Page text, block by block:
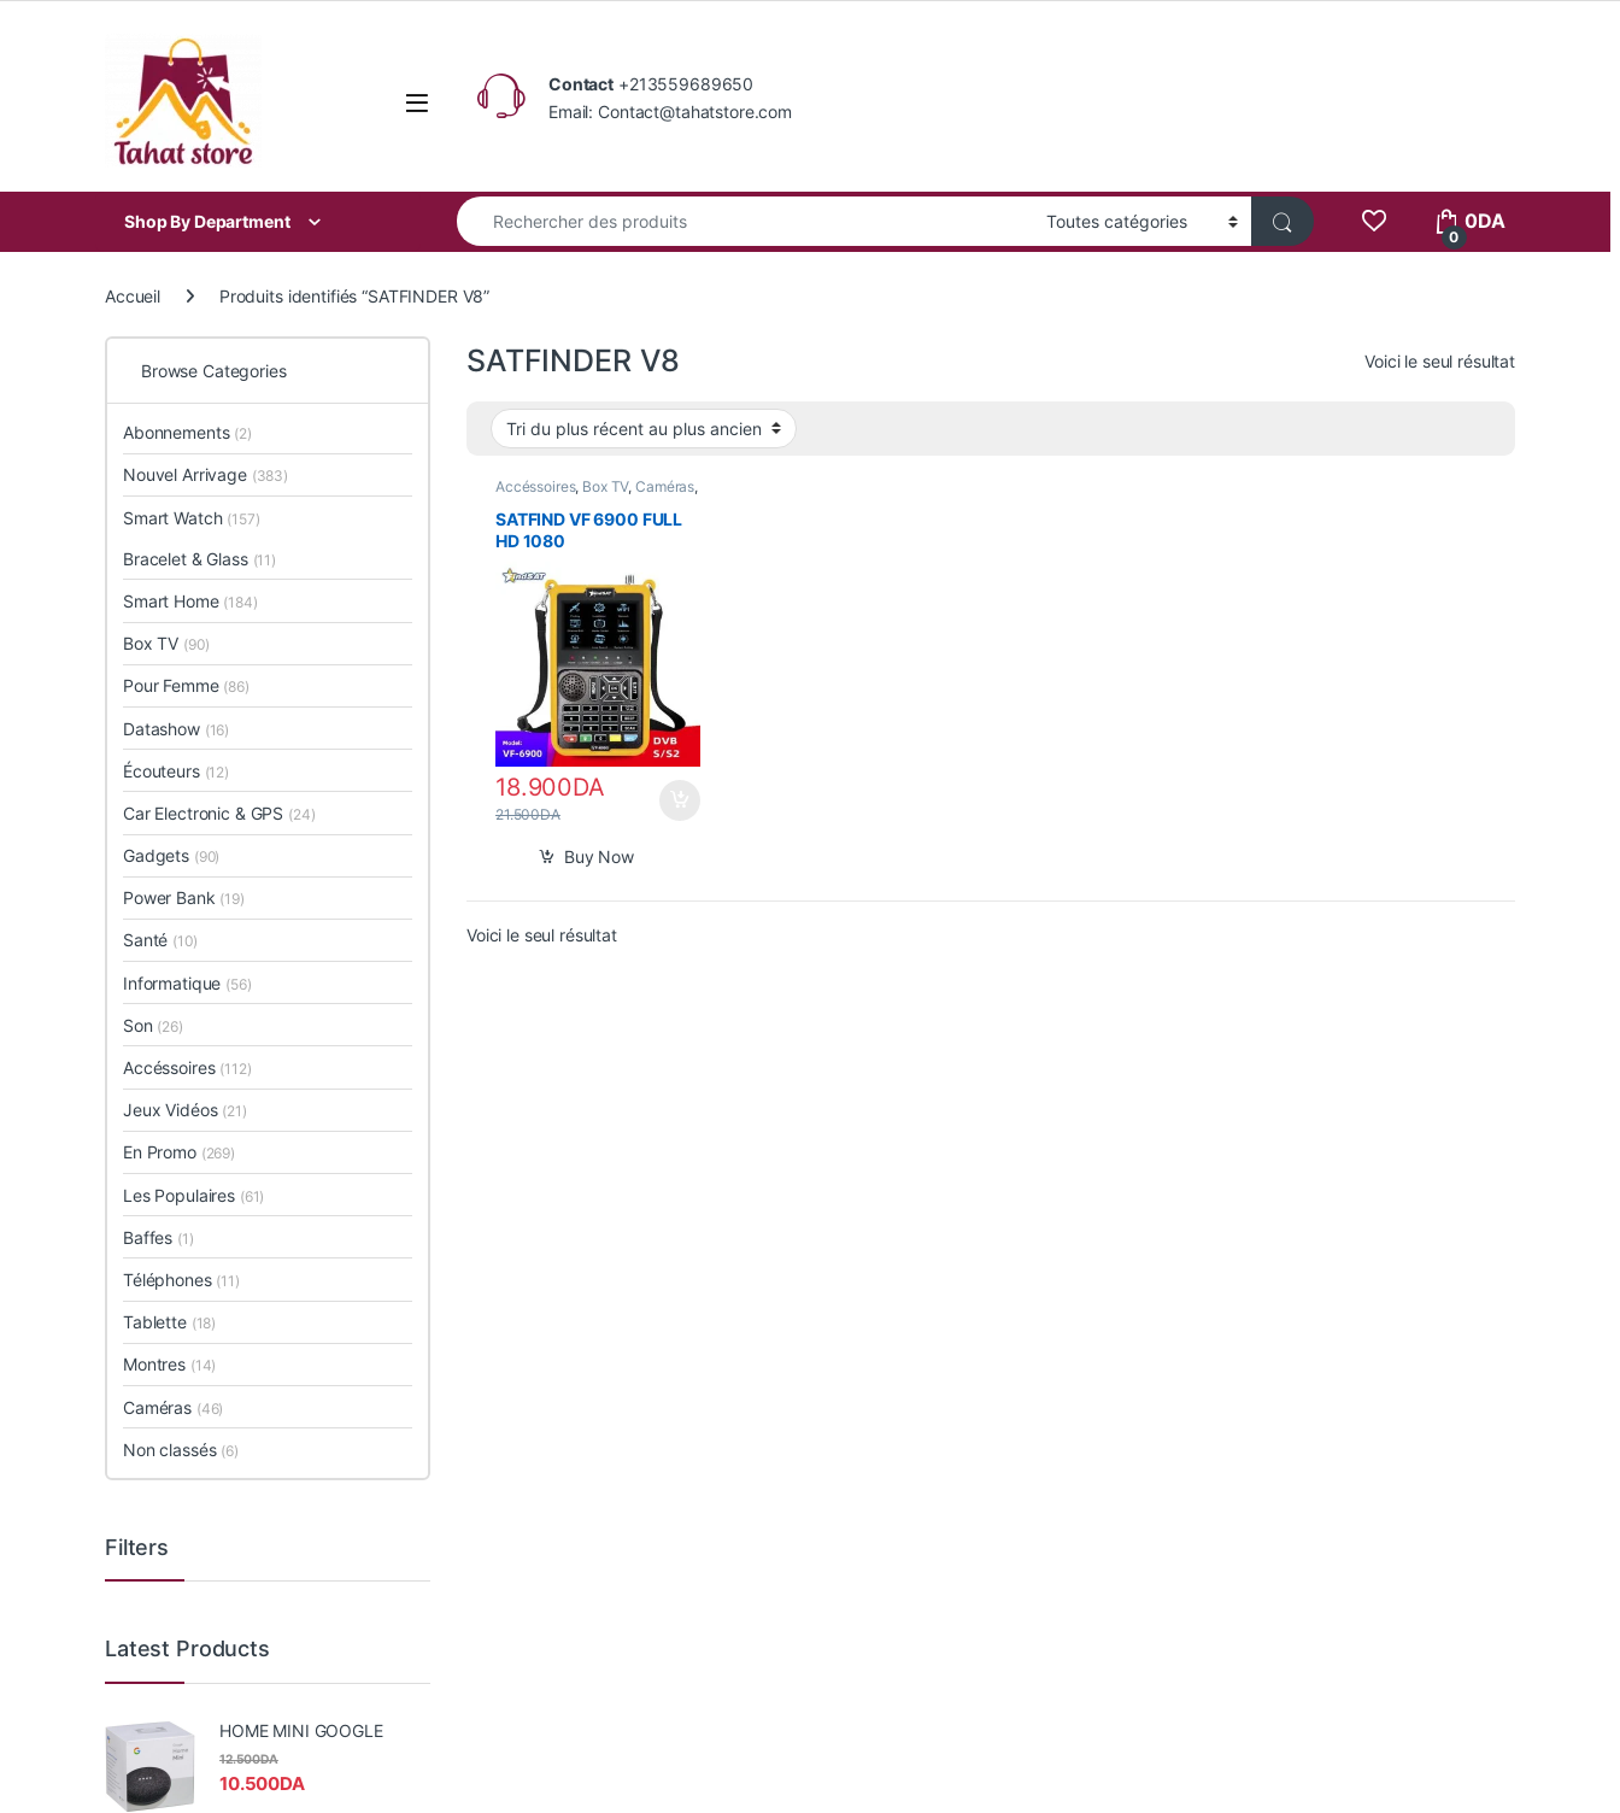
Contact +213559689650
Email: Contact@tahatstore.com
Shop By Department
Search for:
0
0DA
Accueil Produits identifiés “SATFINDER V8”
SATFINDER V8 Voici le seul résultat
Accéssoires, Box TV,Caméras,
Informatique,Smart Home,Son
SATFIND VF 6900 FULL
HD 1080
18.900DA
21.500DA
Buy Now
Voici le seul résultat
Browse Categories
Abonnements (2)
Nouvel Arrivage (383)
Smart Watch (157)
Bracelet & Glass (11)
Smart Home (184)
Box TV (90)
Pour Femme (86)
Datashow (16)
Écouteurs (12)
Car Electronic & GPS (24)
Gadgets (90)
Power Bank (19)
Santé (10)
Informatique (56)
Son (26)
Accéssoires (112)
Jeux Vidéos (21)
En Promo (269)
Les Populaires (61)
Baffes (1)
Téléphones (11)
Tablette (18)
Montres (14)
Caméras (46)
Non classés (6)
Filters
Latest Products
HOME MINI GOOGLE
10.500DA
12.500DA